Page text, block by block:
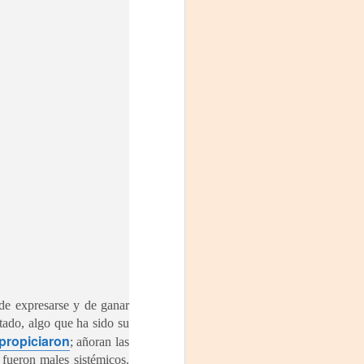
expresarse y de ganar
algo que ha sido su
propiciaron; añoran las
males sistémicos.